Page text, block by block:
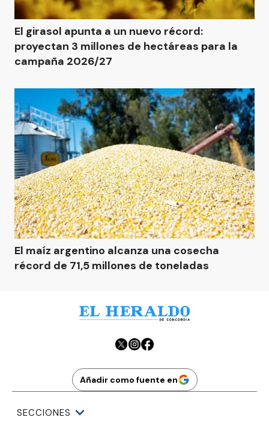
El girasol apunta a un nuevo récord:
proyectan 3 millones de hectáreas para la
campaña 2026/27
El maíz argentino alcanza una cosecha
récord de 71,5 millones de toneladas
Añadir como fuente en
SECCIONES